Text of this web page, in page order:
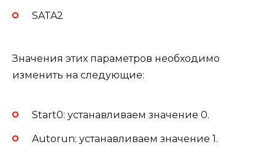
SATA2
Значения этих параметров необходимо
изменить на следующие:
Start0: устанавливаем значение 0.
Autorun: устанавливаем значение 1.